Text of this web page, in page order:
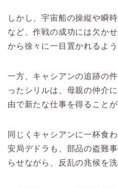
しかし、宇宙船の操縦や瞬
など、作戦の成功には欠か
から徐々に一目置かれるよ
一方、キャシアンの追跡の
ったシリルは、母親の仲介
由で新たな仕事を得ることが
同じくキャシアンに一杯食
安局デドラも、部品の盗難
らせながら、反乱の兆候を